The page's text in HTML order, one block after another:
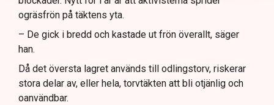
ogräsfrön på täktens yta.
– De gick i bredd och kastade ut frön överallt, säger
han.
Då det översta lagret används till odlingstorv, riskerar
stora delar av, eller hela, torvtäkten att bli otjänlig och
oanvändbar.